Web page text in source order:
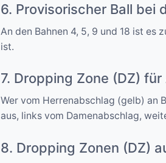
6. Provisorischer Ball bei
An den Bahnen 4, 5, 9 und 18 ist es
ist.
7. Dropping Zone (DZ)
Wer vom Herrenabschlag (gelb) an
aus, links vom Damenabschlag,
8. Dropping Zonen (DZ)